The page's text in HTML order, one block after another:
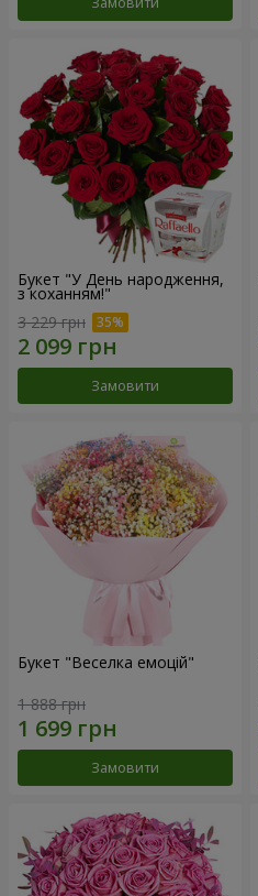
Букет "У День народження,
з коханням!"
3 229 грн
Замовити
Букет "Веселка емоцій"
1 888 грн
Замовити